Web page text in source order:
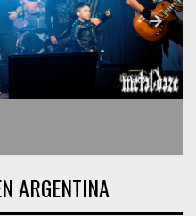
ARGENTINA